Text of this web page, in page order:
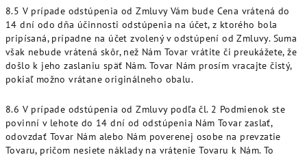
8.5 V prípade odstúpenia od Zmluvy Vám bude Cena vrátená do
14 dní odo dňa účinnosti odstúpenia na účet, z ktorého bola
pripísaná, prípadne na účet zvolený v odstúpení od Zmluvy. Suma
však nebude vrátená skôr, než Nám Tovar vrátite či preukážete, že
došlo k jeho zaslaniu späť Nám. Tovar Nám prosím vracajte čistý,
pokiaľ možno vrátane originálneho obalu.
8.6 V prípade odstúpenia od Zmluvy podľa čl. 2 Podmienok ste
povinní v lehote do 14 dní od odstúpenia Nám Tovar zaslať,
odovzdať Tovar Nám alebo Nám poverenej osobe na prevzatie
Tovaru, pričom nesiete náklady na vrátenie Tovaru k Nám. To